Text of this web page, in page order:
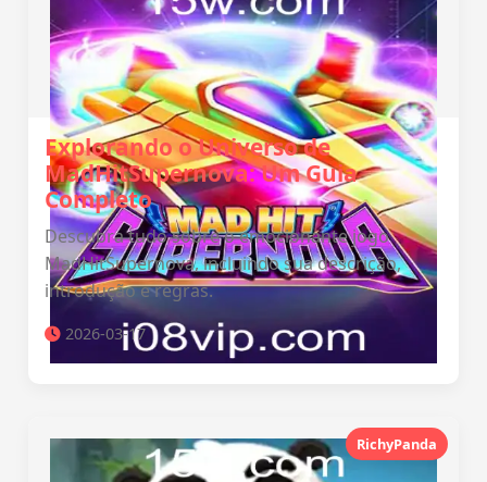
Explorando o Universo de
MadHitSupernova: Um Guia
Completo
Descubra tudo sobre o emocionante jogo
MadHitSupernova, incluindo sua descrição,
introdução e regras.
2026-03-17
RichyPanda